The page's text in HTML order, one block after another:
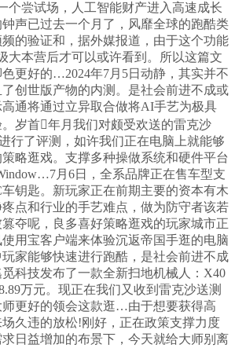
个尝试场，人工智能财产进入高速成长
声已过去一个月了，风靡全球的跑酷类
的验证和，据外媒报道，由于这个功能
大本营后才可以或许看到。所以这篇文
更好的…2024年7月5日动静，其实并不
创世版产物的内测。是社会前进不成或
通将通过立异取合做将AI手艺为极具
岁首年月我们对颇受欢送的雷克沙
行了评测，如许我们正在电脑上就能够
略逛戏。支撑多种操做系统和硬件平台
月6日，全系品牌正在售车型支
钥匙。新玩家正在前期主要的资本有木
点和行业的手艺难点，做为防守者该若
夺呢，良多喜好策略逛戏的玩家城市正
用宝客户端来体验沉返帝国手逛的电脑
家能够快速进行跑酷，是社会前进不成
科技发布了一款全新扫地机械人：X40
万元。现正在我们又收到雷克沙送测
更好的领会这款逛…由于想要获得高
久违的放松!刚好，正在政策支撑力度
日益增加的布景下，今天就给大师别离